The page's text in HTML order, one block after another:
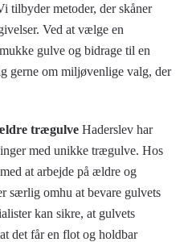
tilbyder metoder, der skåner
Ved at vælge en
gulve og bidrage til en
gerne om miljøvenlige valg, der
trægulve Haderslev har
med unikke trægulve. Hos
at arbejde på ældre og
særlig omhu at bevare gulvets
kan sikre, at gulvets
det får en flot og holdbar